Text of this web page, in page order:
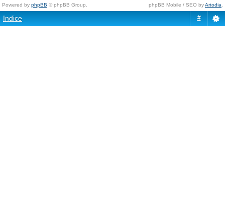
Powered by phpBB © phpBB Group. phpBB Mobile / SEO byArtodia
Indice #